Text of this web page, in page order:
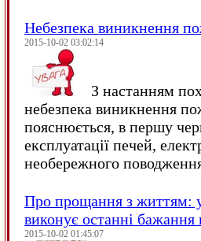
Небезпека виникнення
2015-10-02 03:02:14
З настанням
небезпека виникнення
пояснюється, в першу
експлуатації печей,
необережного
Про прощання з життям:
виконує останні
2015-10-02 01:45:07